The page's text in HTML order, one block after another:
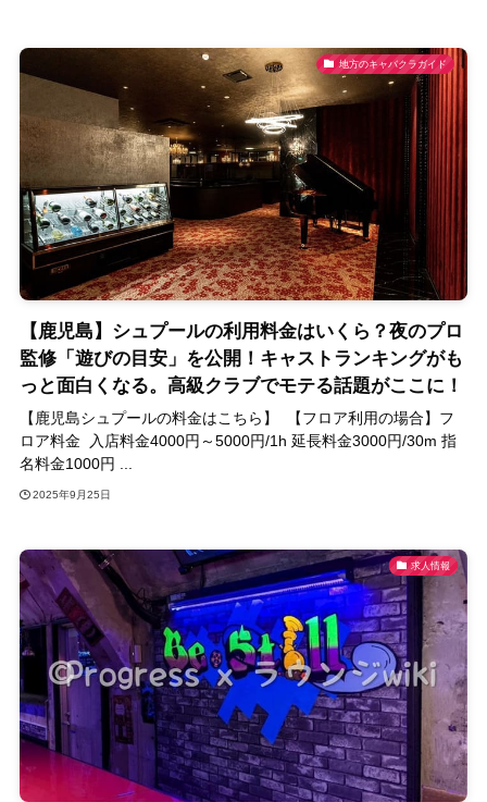
地方のキャバクラガイド
【鹿児島】シュプールの利用料金はいくら？夜のプロ
監修「遊びの目安」を公開！キャストランキングがも
っと面白くなる。高級クラブでモテる話題がここに！
【鹿児島シュプールの料金はこちら】 【フロア利用の場合】フ
ロア料金 入店料金4000円～5000円/1h 延長料金3000円/30m 指
名料金1000円 ...
2025年9月25日
求人情報